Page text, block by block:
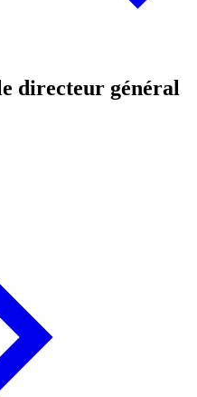
directeur général